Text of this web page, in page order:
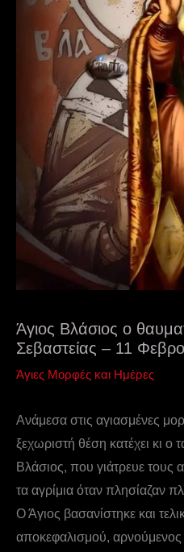
Άγιος Βλάσιος ο
Σεβαστείας – 11
Άγιες Μορφές και Ημέρες
Ανάμεσα στις αγιασμένες
ξεχωριστή θέση κατέχει κι ο
Βλάσιος, που γιάτρευε
τα αγρίμια όταν πλησίαζαν
Ο Άγιος βασανίστηκε και
αποκεφαλισμού,